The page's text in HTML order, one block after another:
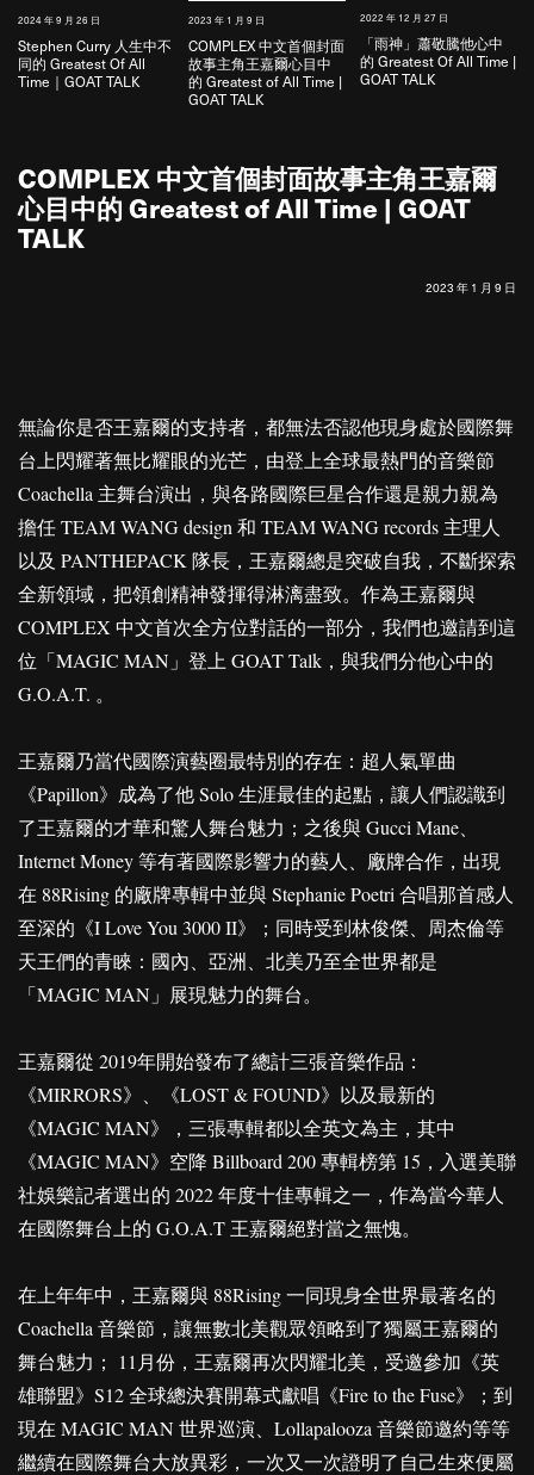
2024 年 9 月 26 日
Stephen Curry 人生中不
同的 Greatest Of All
Time｜GOAT TALK
2023 年 1 月 9 日
COMPLEX 中文首個封面
故事主角王嘉爾心目中
的 Greatest of All Time |
GOAT TALK
2022 年 12 月 27 日
「雨神」蕭敬騰他心中
的 Greatest Of All Time |
GOAT TALK
COMPLEX 中文首個封面故事主角王嘉爾
心目中的 Greatest of All Time | GOAT
TALK
2023 年 1 月 9 日
無論你是否王嘉爾的支持者，都無法否認他現身處於國際舞
台上閃耀著無比耀眼的光芒，由登上全球最熱門的音樂節
Coachella 主舞台演出，與各路國際巨星合作還是親力親為
擔任 TEAM WANG design 和 TEAM WANG records 主理人
以及 PANTHEPACK 隊長，王嘉爾總是突破自我，不斷探索
全新領域，把領創精神發揮得淋漓盡致。作為王嘉爾與
COMPLEX 中文首次全方位對話的一部分，我們也邀請到這
位「MAGIC MAN」登上 GOAT Talk，與我們分他心中的
G.O.A.T. 。
王嘉爾乃當代國際演藝圈最特別的存在：超人氣單曲
《Papillon》成為了他 Solo 生涯最佳的起點，讓人們認識到
了王嘉爾的才華和驚人舞台魅力；之後與 Gucci Mane、
Internet Money 等有著國際影響力的藝人、廠牌合作，出現
在 88Rising 的廠牌專輯中並與 Stephanie Poetri 合唱那首感人
至深的《I Love You 3000 II》；同時受到林俊傑、周杰倫等
天王們的青睞：國內、亞洲、北美乃至全世界都是
「MAGIC MAN」展現魅力的舞台。
王嘉爾從 2019年開始發布了總計三張音樂作品：
《MIRRORS》、《LOST & FOUND》以及最新的
《MAGIC MAN》，三張專輯都以全英文為主，其中
《MAGIC MAN》空降 Billboard 200 專輯榜第 15，入選美聯
社娛樂記者選出的 2022 年度十佳專輯之一，作為當今華人
在國際舞台上的 G.O.A.T 王嘉爾絕對當之無愧。
在上年年中，王嘉爾與 88Rising 一同現身全世界最著名的
Coachella 音樂節，讓無數北美觀眾領略到了獨屬王嘉爾的
舞台魅力； 11月份，王嘉爾再次閃耀北美，受邀參加《英
雄聯盟》S12 全球總決賽開幕式獻唱《Fire to the Fuse》；到
現在 MAGIC MAN 世界巡演、Lollapalooza 音樂節邀約等等
繼續在國際舞台大放異彩，一次又一次證明了自己生來便屬